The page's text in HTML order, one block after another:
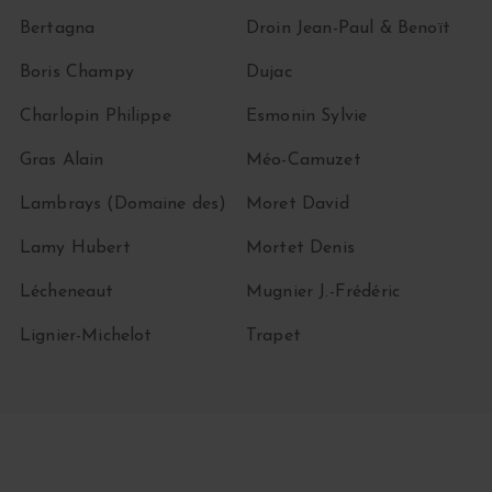
Bertagna
Boris Champy
Charlopin Philippe
Droin Jean-Paul & Benoït
Dujac
Esmonin Sylvie
Gras Alain
Lambrays (Domaine des)
Lamy Hubert
Lécheneaut
Lignier-Michelot
Méo-Camuzet
Moret David
Mortet Denis
Mugnier J.-Frédéric
Trapet